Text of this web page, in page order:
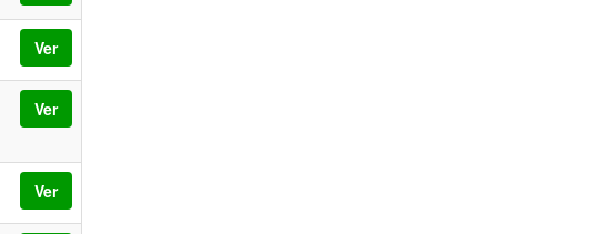
Ver
Ver
Ver